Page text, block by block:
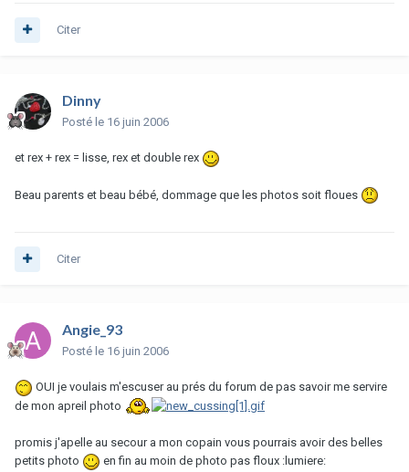
Citer
Dinny
Posté le 16 juin 2006
et rex + rex = lisse, rex et double rex
Beau parents et beau bébé, dommage que les photos soit floues
Citer
Angie_93
Posté le 16 juin 2006
OUI je voulais m'escuser au prés du forum de pas savoir me servire
de mon apreil photo
promis j'apelle au secour a mon copain vous pourrais avoir des belles
petits photo
en fin au moin de photo pas floux :lumiere: